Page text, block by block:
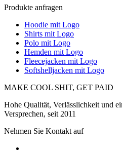
Produkte anfragen
Hoodie mit Logo
Shirts mit Logo
Polo mit Logo
Hemden mit Logo
Fleecejacken mit Logo
Softshelljacken mit Logo
MAKE COOL SHIT, GET PAID
Hohe Qualität, Verlässlichkeit und
Versprechen, seit 2011
Nehmen Sie Kontakt auf